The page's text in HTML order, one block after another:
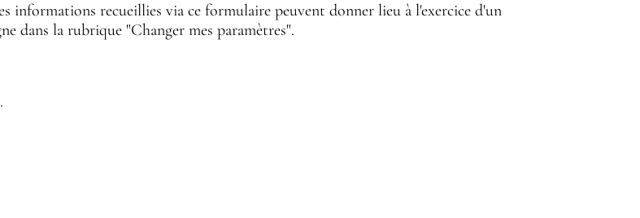
recueillies via ce formulaire peuvent donner lieu à l'exercice d'un
dans la rubrique "Changer mes paramètres".